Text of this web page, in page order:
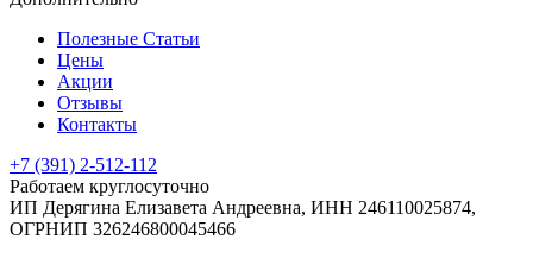
Полезные Статьи
Цены
Акции
Отзывы
Контакты
+7 (391) 2-512-112
Работаем круглосуточно
ИП Дерягина Елизавета Андреевна, ИНН 246110025874,
ОГРНИП 326246800045466